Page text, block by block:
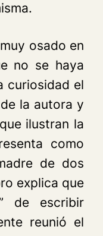
osado en
no se haya
curiosidad el
la autora y
que ilustran la
como
de dos
explica que
de escribir
reunió el